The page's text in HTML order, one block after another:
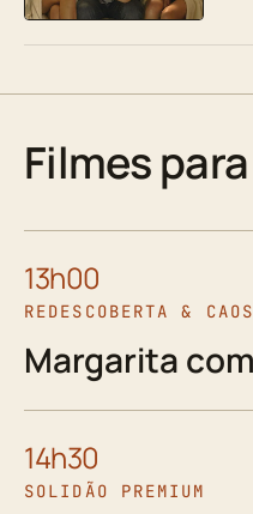
Filmes
13h00
REDESCOBERTA & CAOS
Margarita
14h30
SOLIDÃO PREMIUM